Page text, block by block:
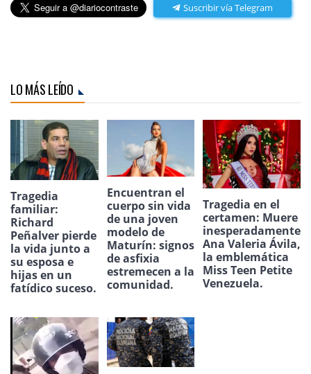
Suscribir vía Telegram
LO MÁS LEÍDO
Tragedia
familiar:
Richard
Peñalver pierde
la vida junto a
su esposa e
hijas en un
fatídico suceso.
Encuentran el
cuerpo sin vida
de una joven
modelo de
Maturín: signos
de asfixia
estremecen a la
comunidad.
Tragedia en el
certamen: Muere
inesperadamente
Ana Valeria Ávila,
la emblemática
Miss Teen Petite
Venezuela.